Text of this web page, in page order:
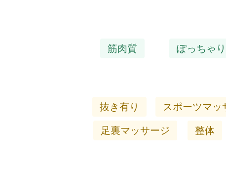
筋肉質 ぽっちゃり
抜き有り スポーツマッ
足裏マッサージ
整体